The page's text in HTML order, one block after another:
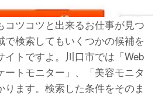
コツコツと出来るお仕事が見つ
で検索してもいくつかの候補を
イトですよ。川口市では「Web
ートモニター」、「美容モニタ
ます。検索した条件をそのま